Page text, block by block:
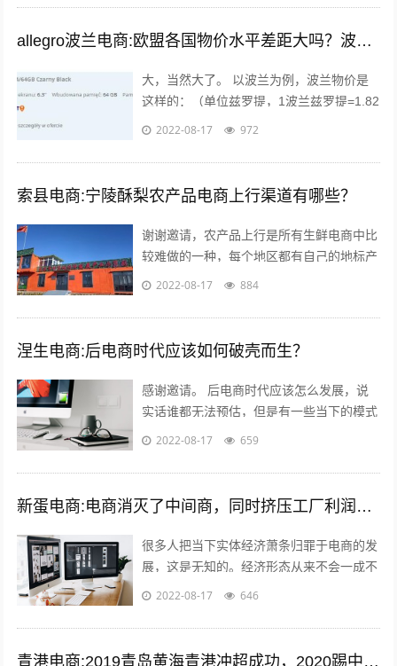
allegro波兰电商:欧盟各国物价水平差距大吗？波兰的物价水平又如何呢？
大，当然大了。 以波兰为例，波兰物价是
这样的：（单位兹罗提，1波兰兹罗提=1.82
人民币），本物价是按照波兰平均物价计算
2022-08-17 972
索县电商:宁陵酥梨农产品电商上行渠道有哪些？
谢谢邀请，农产品上行是所有生鲜电商中比
较难做的一种，每个地区都有自己的地标产
品，根据产品的特点，进行品牌建设，营
和...
2022-08-17 884
涅生电商:后电商时代应该如何破壳而生？
感谢邀请。 后电商时代应该怎么发展，说
实话谁都无法预估，但是有一些当下的模式
可以借鉴，毕竟未来新的发展核心思维是没
2022-08-17 659
新蛋电商:电商消灭了中间商，同时挤压工厂利润，廉价的商品带来的是大量的失业和低收入人口，怎么办？
很多人把当下实体经济萧条归罪于电商的发
展，这是无知的。经济形态从来不会一成不
变，从男耕女织到蒸汽机，人类经历了上千
2022-08-17 646
青港电商:2019青岛黄海青港冲超成功，2020踢中超青岛会保级吗？